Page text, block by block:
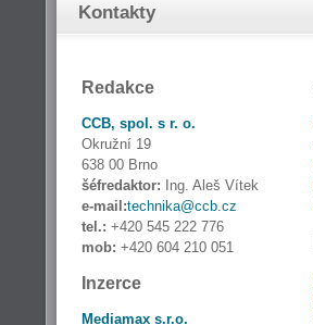
Kontakty
Redakce
CCB, spol. s r. o.
Okružní 19
638 00 Brno
šéfredaktor: Ing. Aleš Vítek
e-mail:technika@ccb.cz
tel.: +420 545 222 776
mob: +420 604 210 051
Inzerce
Mediamax s.r.o.